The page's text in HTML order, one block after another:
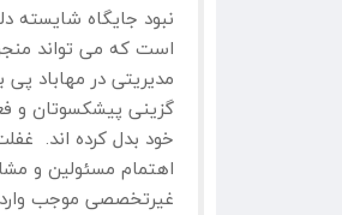
نبود جایگاه شایسته
است که می تواند
مدیریتی در مهاباد
گزینی پیشکسوتان و
خود بدل کرده اند.
اهتمام مسئولین و
غیرتخصصی موجب وارد